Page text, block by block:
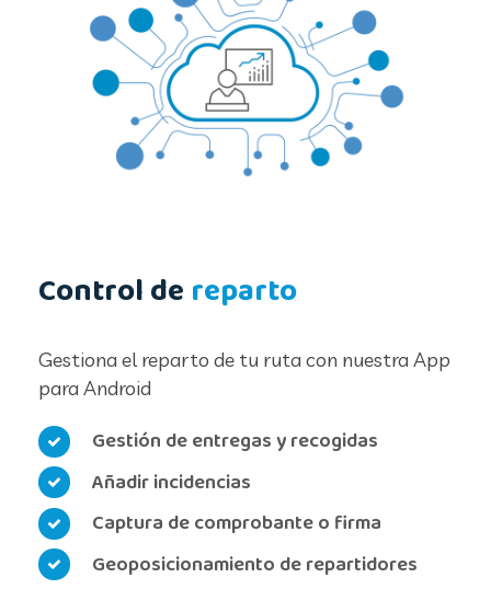
Control de reparto
Gestiona el reparto de tu ruta con nuestra App
para Android
Gestión de entregas y recogidas
Añadir incidencias
Captura de comprobante o firma
Geoposicionamiento de repartidores